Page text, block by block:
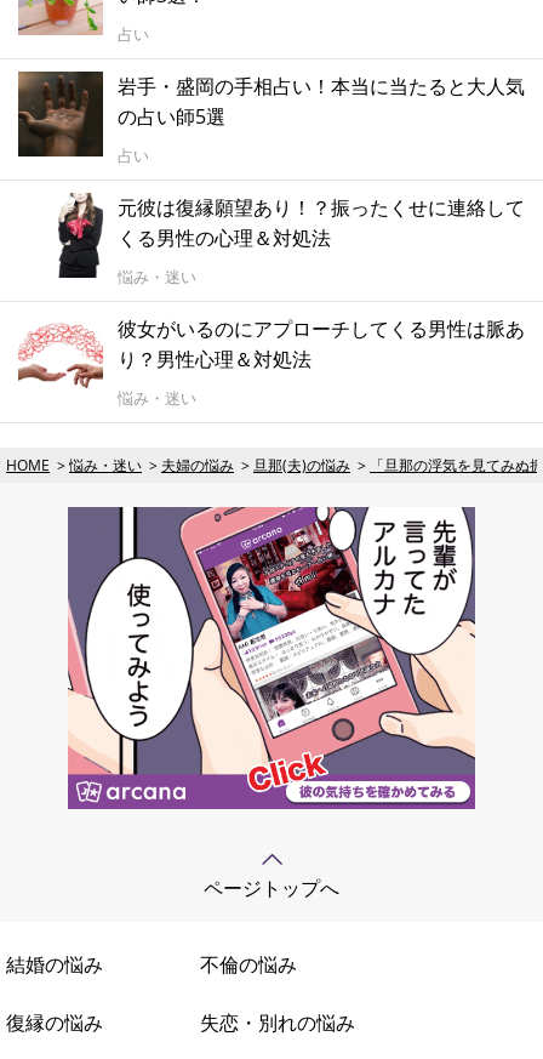
占い
岩手・盛岡の手相占い！本当に当たると大人気
の占い師5選
占い
元彼は復縁願望あり！？振ったくせに連絡して
くる男性の心理＆対処法
悩み・迷い
彼女がいるのにアプローチしてくる男性は脈あ
り？男性心理＆対処法
悩み・迷い
HOME 悩み・迷い 夫婦の悩み 旦那(夫)の悩み 「旦那の浮気を見てみぬ
ページトップへ
結婚の悩み 不倫の悩み
復縁の悩み 失恋・別れの悩み